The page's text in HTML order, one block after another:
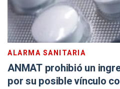
ALARMA SANITARIA
ANMAT prohibió un
por su posible vínculo